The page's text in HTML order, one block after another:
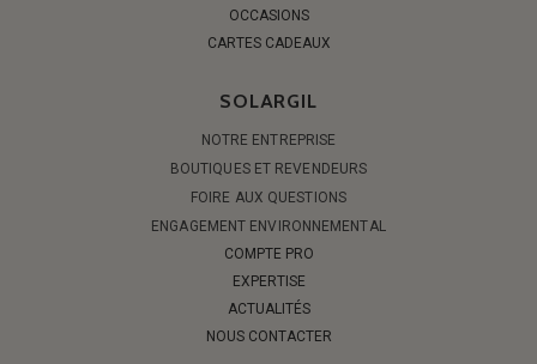
OCCASIONS
CARTES CADEAUX
SOLARGIL
NOTRE ENTREPRISE
BOUTIQUES ET REVENDEURS
FOIRE AUX QUESTIONS
ENGAGEMENT ENVIRONNEMENTAL
COMPTE PRO
EXPERTISE
ACTUALITÉS
NOUS CONTACTER